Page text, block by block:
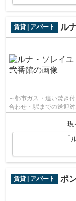
賃貸 | アパート ル
～都市ガス・追い焚き
合わせ・駅までの送迎
現
「
賃貸 | アパート ポ